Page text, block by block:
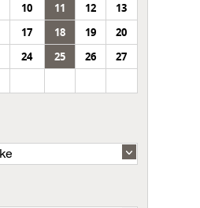
10 11 12
13
17 18 19
20
24 25 26
27